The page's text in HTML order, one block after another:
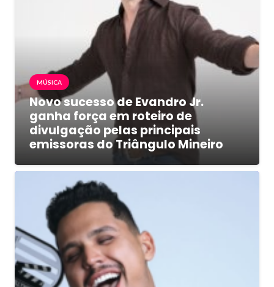
MÚSICA
Novo sucesso de Evandro Jr.
ganha força em roteiro de
divulgação pelas principais
emissoras do Triângulo Mineiro